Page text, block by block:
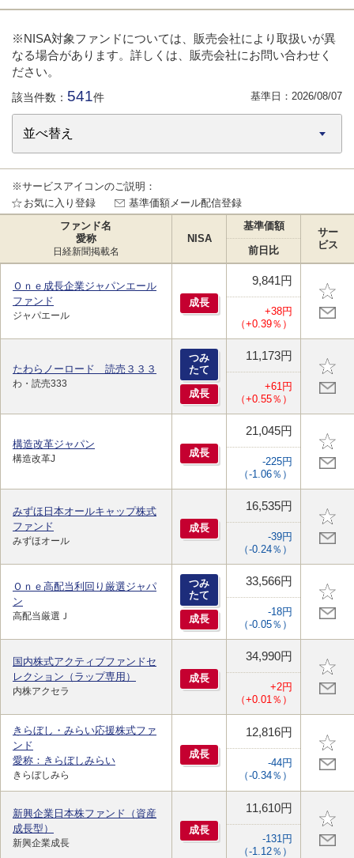
※NISA対象ファンドについては、販売会社により取扱いが異
なる場合があります。詳しくは、販売会社にお問い合わせく
ださい。
該当件数： 541件 基準日： 2026/08/07
※サービスアイコンのご説明：
お気に入り登録
基準価額メール配信登録
ファンド名
愛称
日経新聞掲載名
NISA
基準価額
サー
ビス
前日比
Ｏｎｅ成長企業ジャパンエール
ファンド
ジャパエール
成長
9,841円
+38円
（+0.39％）
たわらノーロード 読売３３３
わ・読売333
つみ
たて
成長
11,173円
+61円
（+0.55％）
構造改革ジャパン
構造改革J 成長
21,045円
-225円
（-1.06％）
みずほ日本オールキャップ株式
ファンド
みずほオール
成長
16,535円
-39円
（-0.24％）
Ｏｎｅ高配当利回り厳選ジャパ
ン
高配当厳選Ｊ
つみ
たて
成長
33,566円
-18円
（-0.05％）
国内株式アクティブファンドセ
レクション（ラップ専用）
内株アクセラ
成長
34,990円
+2円
（+0.01％）
きらぼし・みらい応援株式ファ
ンド
愛称：きらぼしみらい
きらぼしみら
成長
12,816円
-44円
（-0.34％）
新興企業日本株ファンド（資産
成長型）
新興企業成長
成長
11,610円
-131円
（-1.12％）